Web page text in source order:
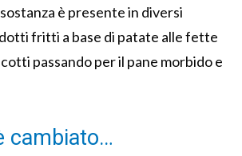
è presente in diversi
fritti a base di patate alle fette
passando per il pane morbido e
cambiato…